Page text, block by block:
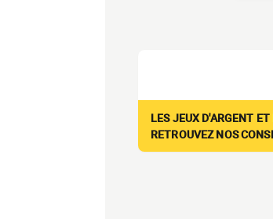
LES JEUX D'ARGENT
RETROUVEZ NOS